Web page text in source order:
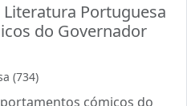
Literatura Portuguesa
do Governador
(734)
cómicos do